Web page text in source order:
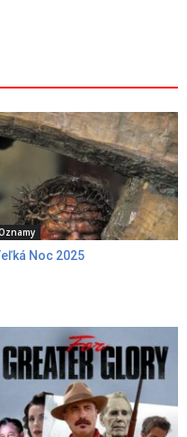
Noc 2025